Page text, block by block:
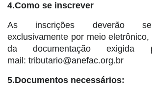
4.Como se inscrever
As inscrições deverão
exclusivamente por meio
da documentação
mail: tributario@anefac.org.br
5.Documentos necessários: